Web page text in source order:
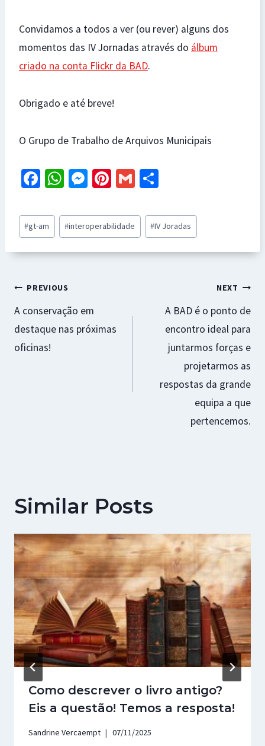
Convidamos a todos a ver (ou rever) alguns dos
momentos das IV Jornadas através do álbum
criado na conta Flickr da BAD.
Obrigado e até breve!
O Grupo de Trabalho de Arquivos Municipais
Fa
b
o
o
W
at
sA
p
M
se
n
ge
Pi
er
es
t
G
ai
l
ar
e
Post
Tags:
#gt-am #interoperabilidade #IV Joradas
Navegação
de
artigos
PREVIOUS
A conservação em
destaque nas próximas
oficinas!
NEXT
A BAD é o ponto de
encontro ideal para
juntarmos forças e
projetarmos as
respostas da grande
equipa a que
pertencemos.
Similar Posts
Como descrever o livro antigo?
Eis a questão! Temos a resposta!
Sandrine Vercaempt 07/11/2025